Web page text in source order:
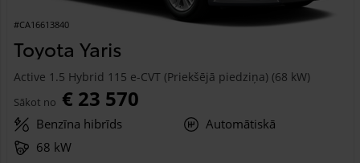
#CA16613840
Toyota Yaris
Active 1.5 Hybrid 115 e-CVT (Priekšējā piedziņa) (68 kW)
Sākot no € 23 570
Benzīna hibrīds
Automātiskā
68 kW